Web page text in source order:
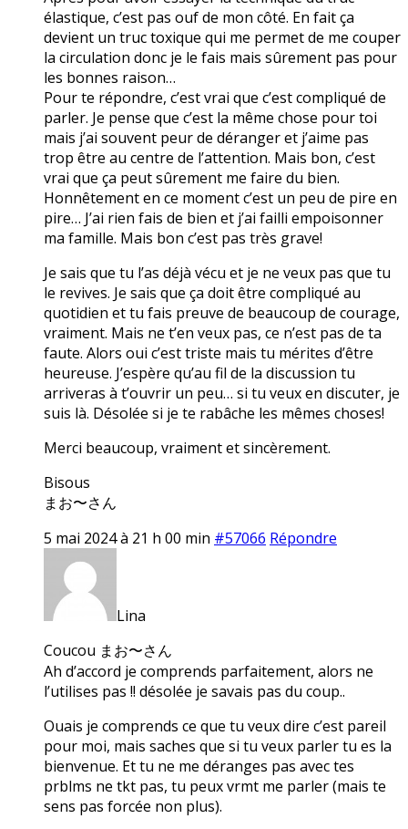
élastique, c’est pas ouf de mon côté. En fait ça
devient un truc toxique qui me permet de me couper
la circulation donc je le fais mais sûrement pas pour
les bonnes raison…
Pour te répondre, c’est vrai que c’est compliqué de
parler. Je pense que c’est la même chose pour toi
mais j’ai souvent peur de déranger et j’aime pas
trop être au centre de l’attention. Mais bon, c’est
vrai que ça peut sûrement me faire du bien.
Honnêtement en ce moment c’est un peu de pire en
pire… J’ai rien fais de bien et j’ai failli empoisonner
ma famille. Mais bon c’est pas très grave!
Je sais que tu l’as déjà vécu et je ne veux pas que tu
le revives. Je sais que ça doit être compliqué au
quotidien et tu fais preuve de beaucoup de courage,
vraiment. Mais ne t’en veux pas, ce n’est pas de ta
faute. Alors oui c’est triste mais tu mérites d’être
heureuse. J’espère qu’au fil de la discussion tu
arriveras à t’ouvrir un peu… si tu veux en discuter, je
suis là. Désolée si je te rabâche les mêmes choses!
Merci beaucoup, vraiment et sincèrement.
Bisous
まお〜さん
5 mai 2024 à 21 h 00 min #57066 Répondre
Lina
Coucou まお〜さん
Ah d’accord je comprends parfaitement, alors ne
l’utilises pas !! désolée je savais pas du coup..
Ouais je comprends ce que tu veux dire c’est pareil
pour moi, mais saches que si tu veux parler tu es la
bienvenue. Et tu ne me déranges pas avec tes
prblms ne tkt pas, tu peux vrmt me parler (mais te
sens pas forcée non plus).